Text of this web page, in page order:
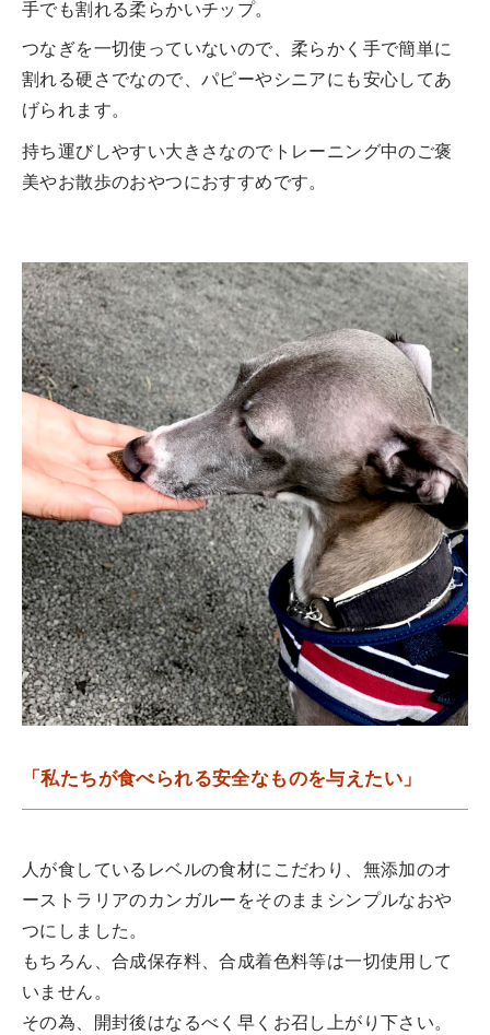
手でも割れる柔らかいチップ。
つなぎを一切使っていないので、柔らかく手で簡単に
割れる硬さでなので、パピーやシニアにも安心してあ
げられます。
持ち運びしやすい大きさなのでトレーニング中のご褒
美やお散歩のおやつにおすすめです。
「私たちが食べられる安全なものを与えたい」
人が食しているレベルの食材にこだわり、無添加のオ
ーストラリアのカンガルーをそのままシンプルなおや
つにしました。
もちろん、合成保存料、合成着色料等は一切使用して
いません。
その為、開封後はなるべく早くお召し上がり下さい。